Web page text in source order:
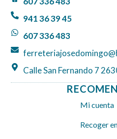
941 36 39 45
607 336 483
Calle San Fernando 7
Mi cuenta
Recoger